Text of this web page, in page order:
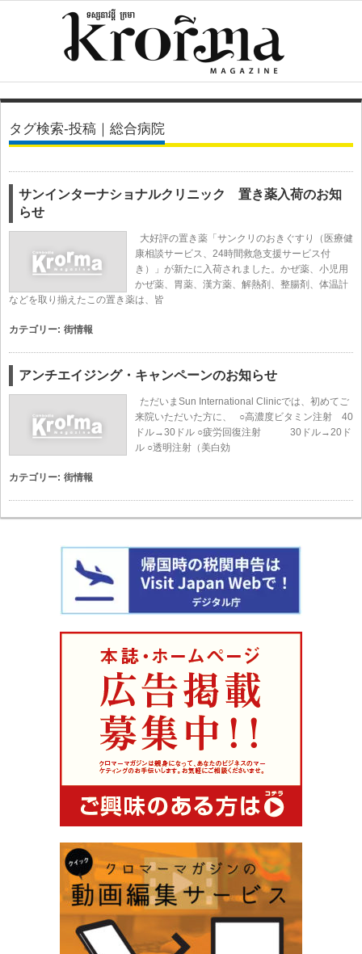
タグ検索-投稿｜総合病院
サンインターナショナルクリニック 置き薬入荷のお知
らせ
大好評の置き薬「サンクリのおきぐすり（医療健
康相談サービス、24時間救急支援サービス付
き）」が新たに入荷されました。かぜ薬、小児用
かぜ薬、胃薬、漢方薬、解熱剤、整腸剤、体温計
などを取り揃えたこの置き薬は、皆
カテゴリー: 街情報
アンチエイジング・キャンペーンのお知らせ
ただいまSun International Clinicでは、初めてご
来院いただいた方に、 ○高濃度ビタミン注射 40
ドル→30ドル ○疲労回復注射 30ドル→20ド
ル ○透明注射（美白効
カテゴリー: 街情報